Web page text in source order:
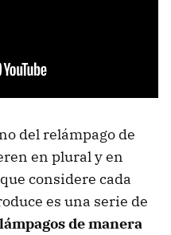
del relámpago de
en plural y en
considere cada
es una serie de
de manera